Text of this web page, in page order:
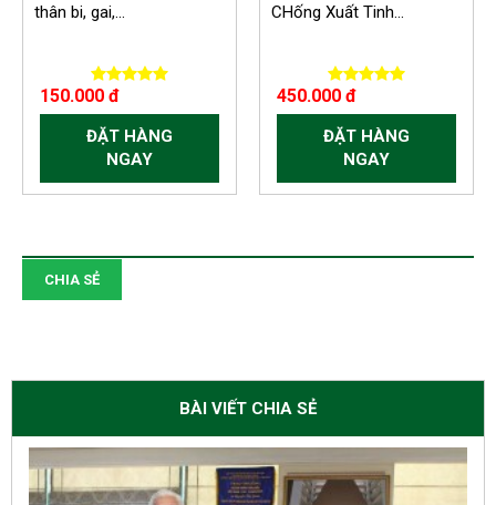
thân bi, gai,...
150.000 đ
ĐẶT HÀNG
NGAY
CHống Xuất Tinh...
450.000 đ
ĐẶT HÀNG
NGAY
CHIA SẺ
BÀI VIẾT CHIA SẺ